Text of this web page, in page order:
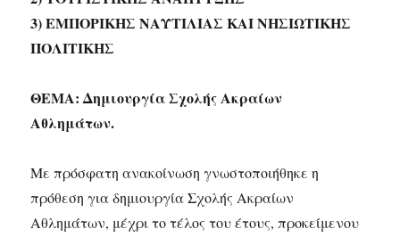
3) ΕΜΠΟΡΙΚΗΣ ΝΑΥΤΙΛΙΑΣ ΚΑΙ ΝΗΣΙΩΤΙΚΗΣ
ΠΟΛΙΤΙΚΗΣ
ΘΕΜΑ: Δημιουργία Σχολής Ακραίων
Αθλημάτων.
Με πρόσφατη ανακοίνωση γνωστοποιήθηκε η
πρόθεση για δημιουργία Σχολής Ακραίων
Αθλημάτων, μέχρι το τέλος του έτους, προκείμενου